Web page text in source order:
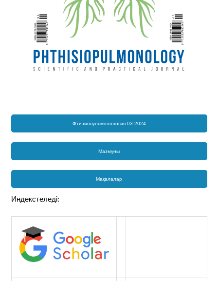
Фтизиопульмонология 03-2024
Мазмұны
Мақалалар
Индекстеледі: